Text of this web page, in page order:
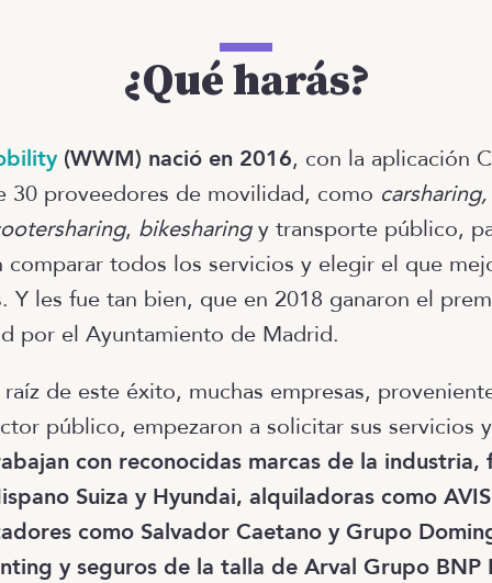
¿Qué harás?
(WWM) nació en 2016, con la aplicación
30 proveedores de movilidad, como
, bikesharingy transporte público,
comparar todos los servicios y elegir el que
Y les fue tan bien, que en 2018 ganaron el
por el Ayuntamiento de Madrid.
de este éxito, muchas empresas,
público, empezaron a solicitar sus servicios
con reconocidas marcas de la industria,
Suiza y Hyundai, alquiladoras como
como Salvador Caetano y Grupo
y seguros de la talla de Arval Grupo BNP